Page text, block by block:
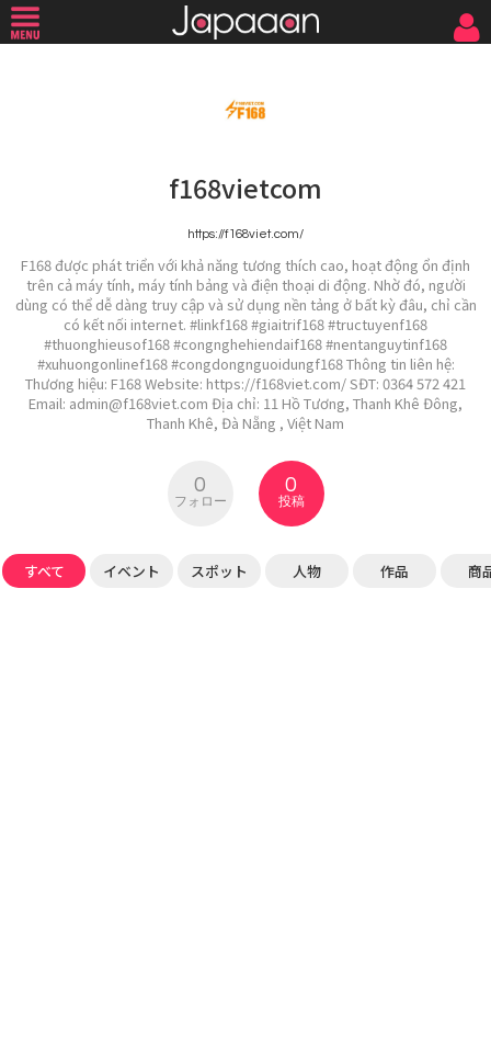
f168vietcom
https://f168viet.com/
F168 được phát triển với khả năng tương thích cao, hoạt động ổn định
trên cả máy tính, máy tính bảng và điện thoại di động. Nhờ đó, người
dùng có thể dễ dàng truy cập và sử dụng nền tảng ở bất kỳ đâu, chỉ cần
có kết nối internet. #linkf168 #giaitrif168 #tructuyenf168
#thuonghieusof168 #congnghehiendaif168 #nentanguytinf168
#xuhuongonlinef168 #congdongnguoidungf168 Thông tin liên hệ:
Thương hiệu: F168 Website: https://f168viet.com/ SĐT: 0364 572 421
Email: admin@f168viet.com Địa chỉ: 11 Hồ Tương, Thanh Khê Đông,
Thanh Khê, Đà Nẵng , Việt Nam
0
フォロー
0
投稿
すべて イベント スポット 人物 作品 商